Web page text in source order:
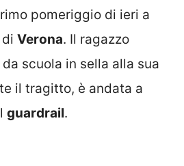
pomeriggio di ieri a
Verona. Il ragazzo
scuola in sella alla sua
il tragitto, è andata a
guardrail.